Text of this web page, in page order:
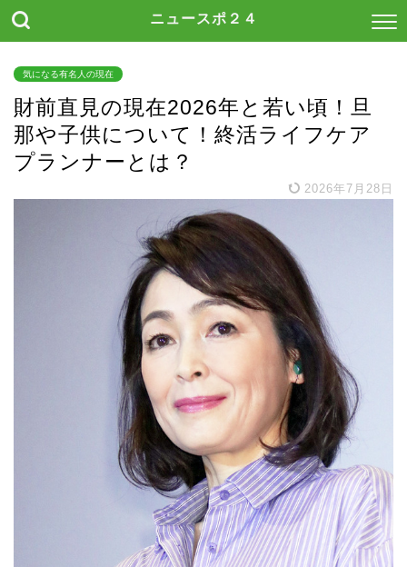
ニュースポ２４
気になる有名人の現在
財前直見の現在2026年と若い頃！旦
那や子供について！終活ライフケア
プランナーとは？
2026年7月28日